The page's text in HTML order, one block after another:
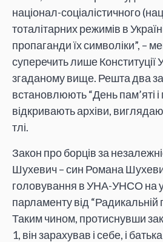
націонал-соціалістичного
тоталітарних режимів в
пропаганди їх символіки”, –
суперечить лише Конституції
згаданому вище. Решта два
встановлюють “День пам’яті
відкривають архіви,
тлі.
Закон про борців за
Шухевич – син Романа
головування в УНА-УНСО на
парламенту від “Радикальній
Таким чином, протиснувши
1, він зарахував і себе, і